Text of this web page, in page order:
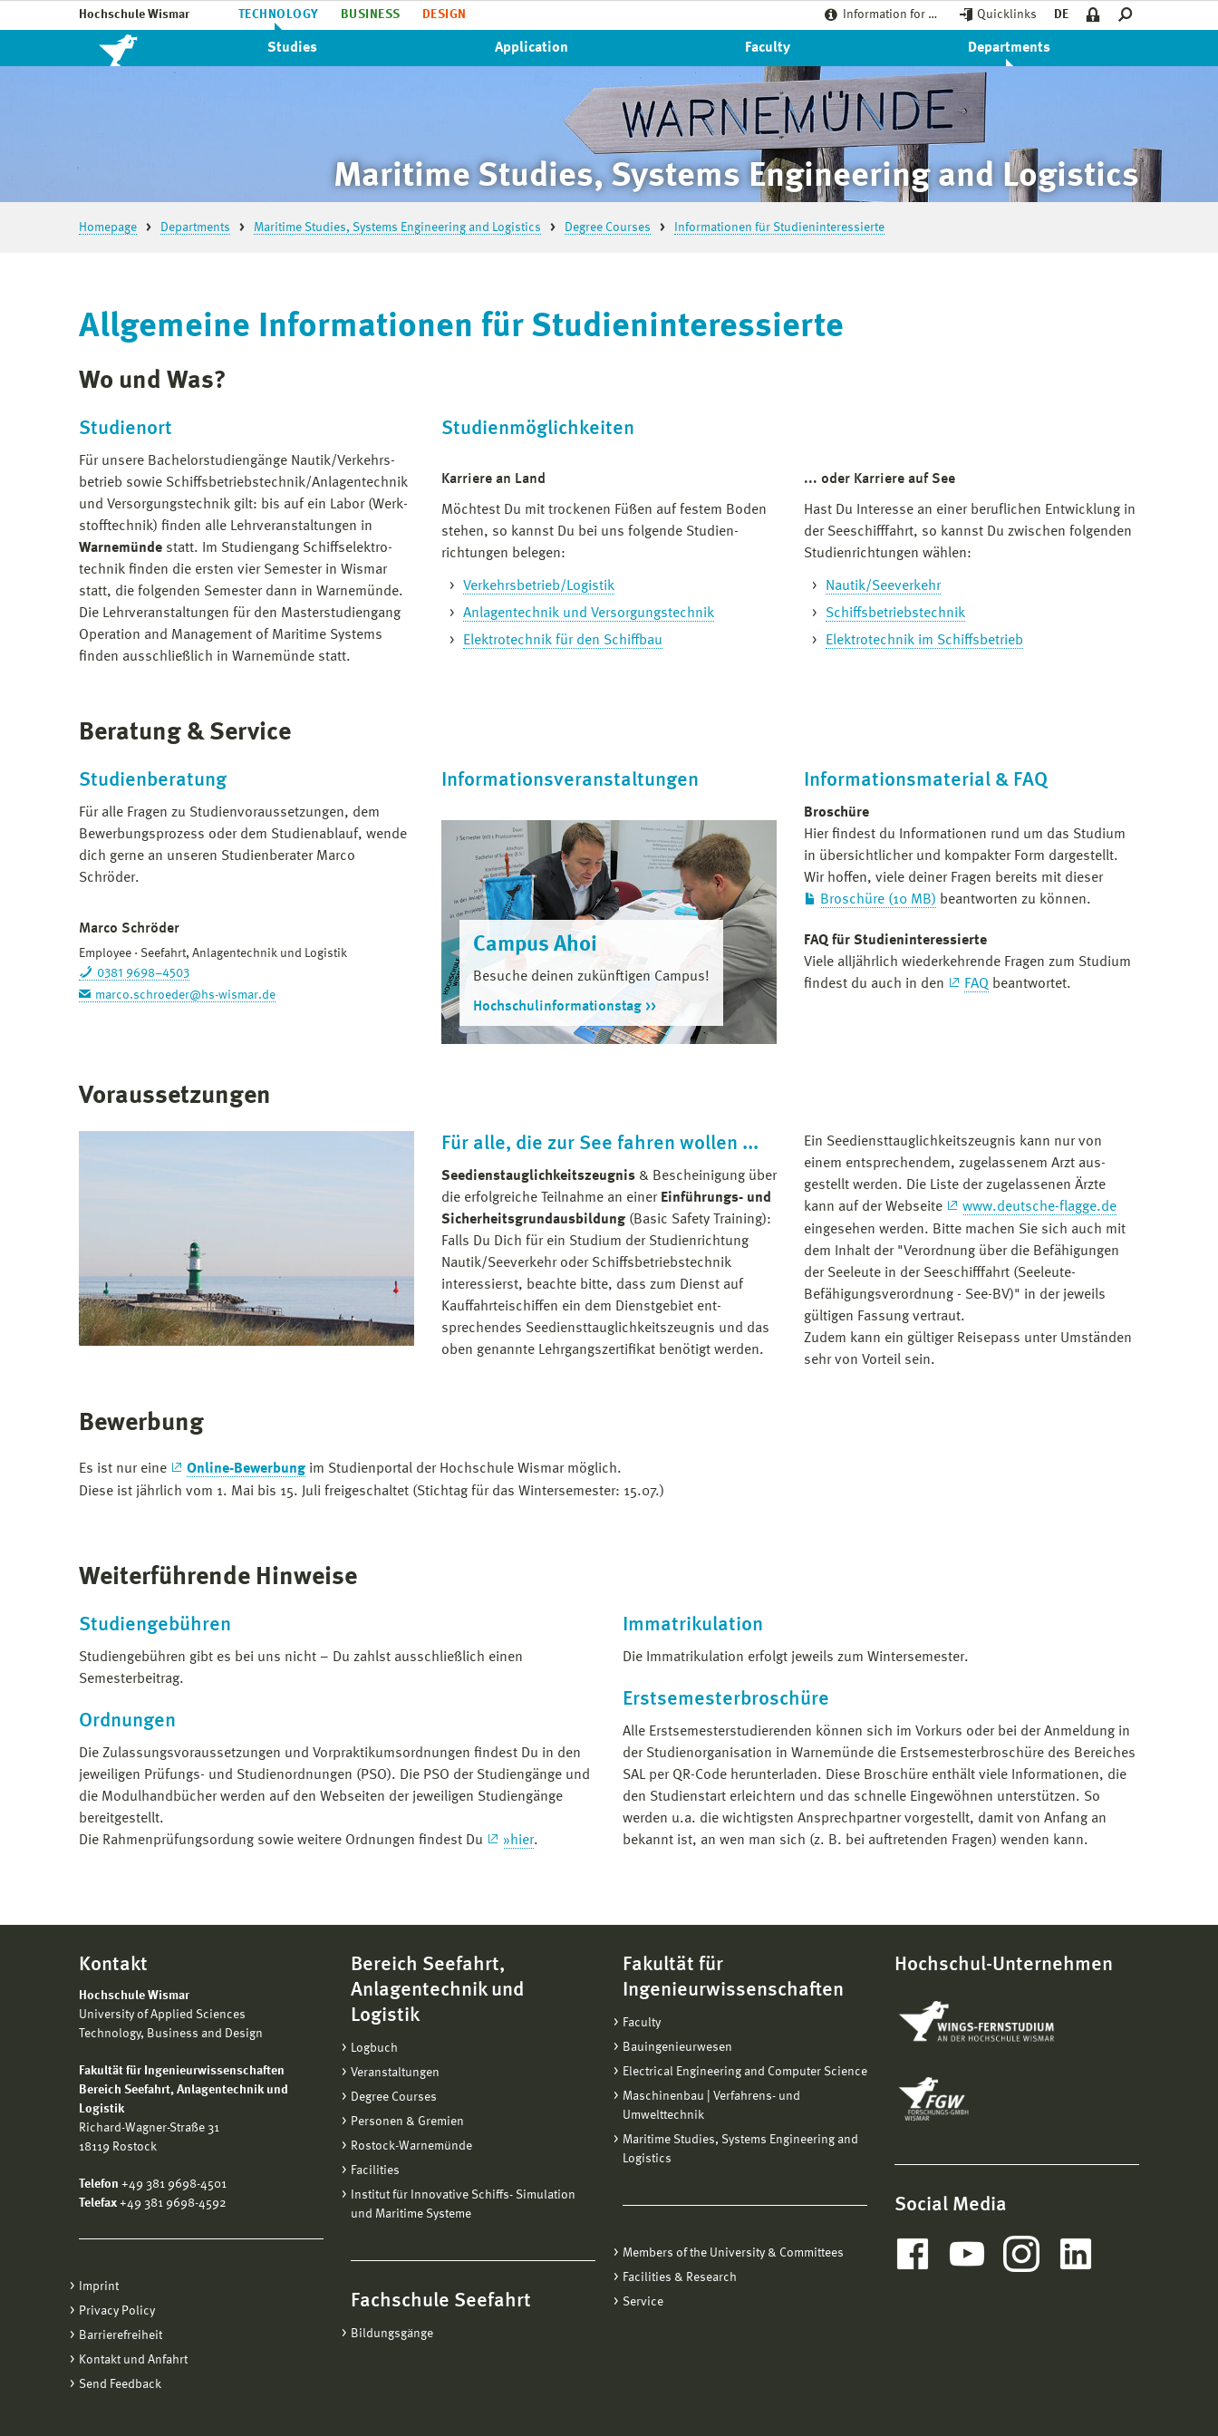
Hochschule Wismar TECHNOLOGY BUSINESS DESIGN Information for … Quicklinks DE
Studies Application Faculty Departments
Maritime Studies, Systems Engineering and Logistics
Homepage Departments Maritime Studies, Systems Engineering and Logistics Degree Courses Informationen für Studieninteressierte
Allgemeine Informationen für Studieninteressierte
Wo und Was?
Studienort
Für unsere Bachelorstudiengänge Nautik/­Verkehrs­
betrieb sowie Schiffsbetriebstechnik/Anlagentechnik
und Versorgungstechnik gilt: bis auf ein Labor (Werk­
stofftechnik) finden alle Lehrveranstaltungen in
Warnemünde statt. Im Studiengang Schiffselektro­
technik finden die ersten vier Semester in Wismar
statt, die folgenden Semester dann in Warnemünde.
Die Lehrveranstaltungen für den Masterstudiengang
Operation and Management of Maritime Systems
finden ausschließlich in Warnemünde statt.
Studienmöglichkeiten
Karriere an Land
Möchtest Du mit trockenen Füßen auf festem Boden
stehen, so kannst Du bei uns folgende Studien­
richtungen belegen:
Verkehrsbetrieb/Logistik
Anlagentechnik und Versorgungstechnik
Elektrotechnik für den Schiffbau
... oder Karriere auf See
Hast Du Interesse an einer beruflichen Entwicklung in
der Seeschifffahrt, so kannst Du zwischen folgenden
Studien­­richtungen wählen:
Nautik/Seeverkehr
Schiffs­betriebs­­technik
Elektrotechnik im Schiffsbetrieb
Beratung & Service
Studienberatung
Für alle Fragen zu Studienvoraussetzungen, dem
Bewerbungsprozess oder dem Studienablauf, wende
dich gerne an unseren Studienberater Marco
Schröder.
Marco Schröder
Employee
Seefahrt, Anlagentechnik und Logistik
0381 9698–4503
marco.schroeder@hs-wismar.de
Informationsveranstaltungen
Campus Ahoi
Besuche deinen zukünftigen Campus!
Hochschulinformationstag
Informationsmaterial & FAQ
Broschüre
Hier findest du Informationen rund um das Studium
in übersichtlicher und kompakter Form dargestellt.
Wir hoffen, viele deiner Fragen bereits mit dieser
Broschüre (10 MB) beantworten zu können.
FAQ für Studieninteressierte
Viele alljährlich wiederkehrende Fragen zum Studium
findest du auch in den
FAQ beantwortet.
Voraussetzungen
Für alle, die zur See fahren wollen ...
Seedienstauglichkeitszeugnis & Bescheinigung über
die erfolgreiche Teilnahme an einer Einführungs- und
Sicherheitsgrundausbildung(Basic Safety Training):
Falls Du Dich für ein Studium der Studienrichtung
Nautik/Seeverkehr oder Schiffsbetriebstechnik
interessierst, beachte bitte, dass zum Dienst auf
Kauffahrteischiffen ein dem Dienstgebiet ent­
sprechendes Seediensttauglichkeitszeugnis und das
oben genannte Lehrgangszertifikat benötigt werden.
Ein Seediensttauglichkeitszeugnis kann nur von
einem entsprechendem, zugelassenem Arzt aus­
gestellt werden. Die Liste der zugelassenen Ärzte
kann auf der Webseite
www.deutsche-flagge.de
eingesehen werden. Bitte machen Sie sich auch mit
dem Inhalt der "Verordnung über die Befähigungen
der Seeleute in der Seeschifffahrt (Seeleute-
Befähigungsverordnung - See-BV)" in der jeweils
gültigen Fassung vertraut.
Zudem kann ein gültiger Reisepass unter Umständen
sehr von Vorteil sein.
Bewerbung
Es ist nur eine Online-Bewerbungim Studienportal der Hochschule Wismar möglich.
Diese ist jährlich vom 1. Mai bis 15. Juli freigeschaltet (Stichtag für das Wintersemester: 15.07.)
Weiterführende Hinweise
Studiengebühren
Studiengebühren gibt es bei uns nicht – Du zahlst ausschließlich einen
Semesterbeitrag.
Ordnungen
Die Zulassungsvoraussetzungen und Vorpraktikumsordnungen findest Du in den
jeweiligen Prüfungs- und Studienordnungen (PSO). Die PSO der Studiengänge und
die Modulhandbücher werden auf den Webseiten der jeweiligen Studiengänge
bereitgestellt.
Die Rahmenprüfungsordung sowie weitere Ordnungen findest Du
»hier.
Immatrikulation
Die Immatrikulation erfolgt jeweils zum Wintersemester.
Erstsemesterbroschüre
Alle Erstsemesterstudierenden können sich im Vorkurs oder bei der An­meldung in
der Studienorganisation in Warnemünde die Erstsemesterbroschüre des Bereiches
SAL per QR-Code herunterladen. Diese Broschüre enthält viele Informationen, die
den Studien­start erleichtern und das schnelle Eingewöhnen unterstützen. So
werden u.a. die wichtigsten Ansprechpartner vorgestellt, damit von Anfang an
bekannt ist, an wen man sich (z. B. bei auftretenden Fragen) wenden kann.
Kontakt
Hochschule Wismar
University of Applied Sciences
Technology, Business and Design
Fakultät für Ingenieurwissenschaften
Bereich Seefahrt, Anlagentechnik und
Logistik
Richard-Wagner-Straße 31
18119 Rostock
Telefon +49 381 9698-4501
Telefax +49 381 9698-4592
Imprint
Privacy Policy
Barrierefreiheit
Kontakt und Anfahrt
Send Feedback
Bereich Seefahrt,
Anlagentechnik und
Logistik
Logbuch
Veranstaltungen
Degree Courses
Personen & Gremien
Rostock-Warnemünde
Facilities
Institut für Innovative Schiffs- Simulation
und Maritime Systeme
Fachschule Seefahrt
Bildungsgänge
Fakultät für
Ingenieurwissenschaften
Faculty
Bauingenieurwesen
Electrical Engineering and Computer Science
Maschinenbau | Verfahrens- und
Umwelttechnik
Maritime Studies, Systems Engineering and
Logistics
Members of the University & Committees
Facilities & Research
Service
Hochschul-Unternehmen
Social Media